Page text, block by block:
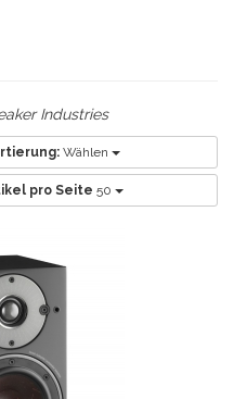
Industries
Wählen
pro Seite 50